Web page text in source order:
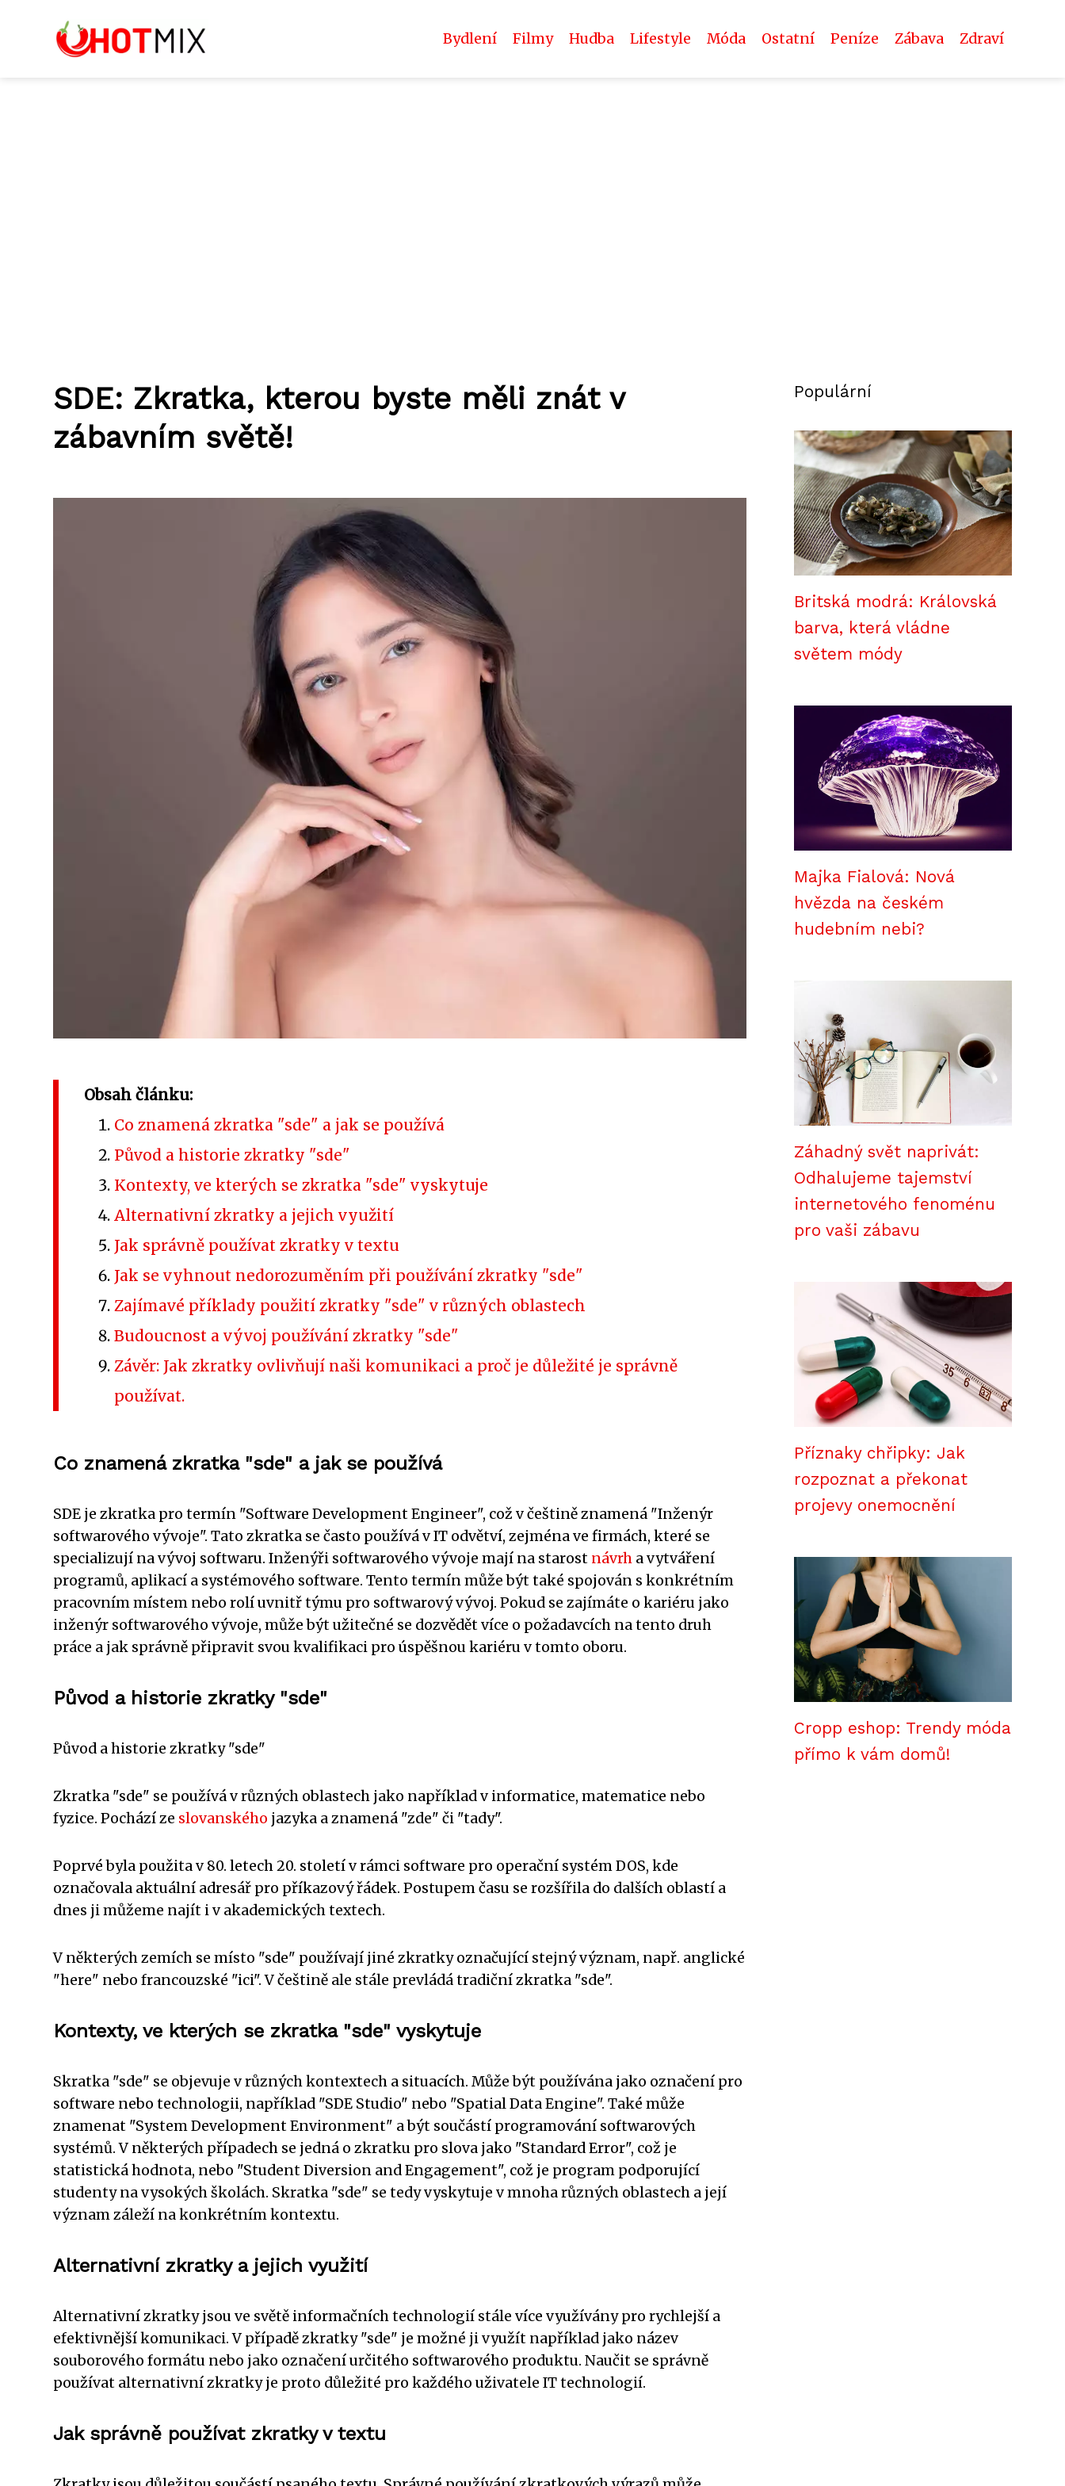
Bydlení Filmy Hudba Lifestyle Móda Ostatní Peníze Zábava Zdraví
SDE: Zkratka, kterou byste měli znát v
zábavním světě!
Obsah článku:
Co znamená zkratka "sde" a jak se používá
Původ a historie zkratky "sde"
Kontexty, ve kterých se zkratka "sde" vyskytuje
Alternativní zkratky a jejich využití
Jak správně používat zkratky v textu
Jak se vyhnout nedorozuměním při používání zkratky "sde"
Zajímavé příklady použití zkratky "sde" v různých oblastech
Budoucnost a vývoj používání zkratky "sde"
Závěr: Jak zkratky ovlivňují naši komunikaci a proč je důležité je správně
používat.
Co znamená zkratka "sde" a jak se používá
SDE je zkratka pro termín "Software Development Engineer", což v češtině znamená "Inženýr
softwarového vývoje". Tato zkratka se často používá v IT odvětví, zejména ve firmách, které se
specializují na vývoj softwaru. Inženýři softwarového vývoje mají na starost návrh a vytváření
programů, aplikací a systémového software. Tento termín může být také spojován s konkrétním
pracovním místem nebo rolí uvnitř týmu pro softwarový vývoj. Pokud se zajímáte o kariéru jako
inženýr softwarového vývoje, může být užitečné se dozvědět více o požadavcích na tento druh
práce a jak správně připravit svou kvalifikaci pro úspěšnou kariéru v tomto oboru.
Původ a historie zkratky "sde"
Původ a historie zkratky "sde"
Zkratka "sde" se používá v různých oblastech jako například v informatice, matematice nebo
fyzice. Pochází ze slovanského jazyka a znamená "zde" či "tady".
Poprvé byla použita v 80. letech 20. století v rámci software pro operační systém DOS, kde
označovala aktuální adresář pro příkazový řádek. Postupem času se rozšířila do dalších oblastí a
dnes ji můžeme najít i v akademických textech.
V některých zemích se místo "sde" používají jiné zkratky označující stejný význam, např. anglické
"here" nebo francouzské "ici". V češtině ale stále prevládá tradiční zkratka "sde".
Kontexty, ve kterých se zkratka "sde" vyskytuje
Skratka "sde" se objevuje v různých kontextech a situacích. Může být používána jako označení pro
software nebo technologii, například "SDE Studio" nebo "Spatial Data Engine". Také může
znamenat "System Development Environment" a být součástí programování softwarových
systémů. V některých případech se jedná o zkratku pro slova jako "Standard Error", což je
statistická hodnota, nebo "Student Diversion and Engagement", což je program podporující
studenty na vysokých školách. Skratka "sde" se tedy vyskytuje v mnoha různých oblastech a její
význam záleží na konkrétním kontextu.
Alternativní zkratky a jejich využití
Alternativní zkratky jsou ve světě informačních technologií stále více využívány pro rychlejší a
efektivnější komunikaci. V případě zkratky "sde" je možné ji využít například jako název
souborového formátu nebo jako označení určitého softwarového produktu. Naučit se správně
používat alternativní zkratky je proto důležité pro každého uživatele IT technologií.
Jak správně používat zkratky v textu
Populární
Britská modrá: Královská
barva, která vládne
světem módy
Majka Fialová: Nová
hvězda na českém
hudebním nebi?
Záhadný svět naprivát:
Odhalujeme tajemství
internetového fenoménu
pro vaši zábavu
Příznaky chřipky: Jak
rozpoznat a překonat
projevy onemocnění
Cropp eshop: Trendy móda
přímo k vám domů!